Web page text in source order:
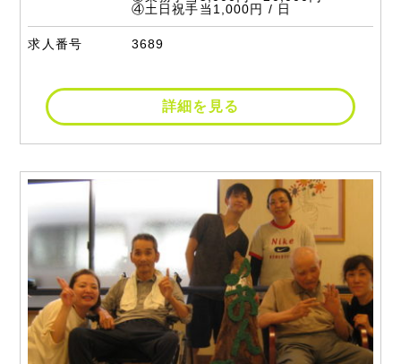
④土日祝手当1,000円 / 日
求人番号 3689
詳細を見る